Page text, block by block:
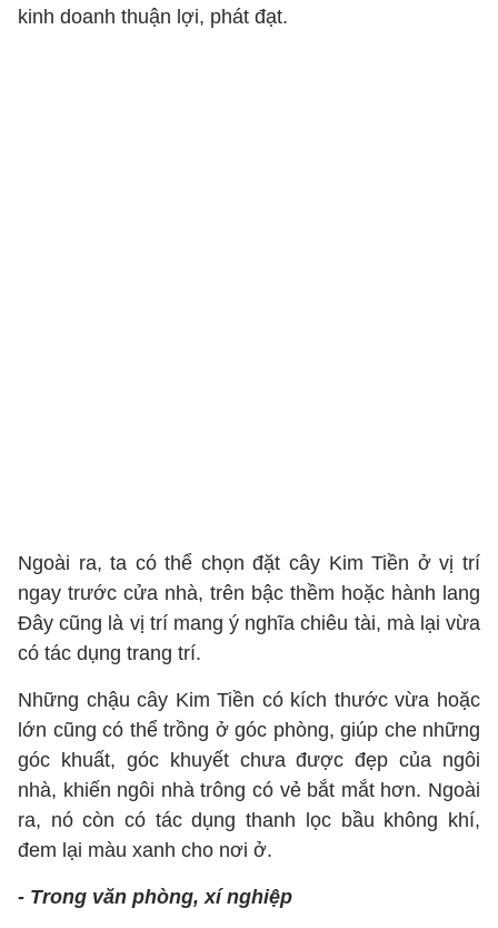
kinh doanh thuận lợi, phát đạt.
Ngoài ra, ta có thể chọn đặt cây Kim Tiền ở vị trí
ngay trước cửa nhà, trên bậc thềm hoặc hành lang
Đây cũng là vị trí mang ý nghĩa chiêu tài, mà lại vừa
có tác dụng trang trí.
Những chậu cây Kim Tiền có kích thước vừa hoặc
lớn cũng có thể trồng ở góc phòng, giúp che những
góc khuất, góc khuyết chưa được đẹp của ngôi
nhà, khiến ngôi nhà trông có vẻ bắt mắt hơn. Ngoài
ra, nó còn có tác dụng thanh lọc bầu không khí,
đem lại màu xanh cho nơi ở.
- Trong văn phòng, xí nghiệp